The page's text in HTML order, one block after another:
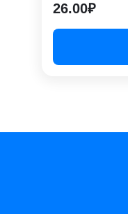
26.00₽